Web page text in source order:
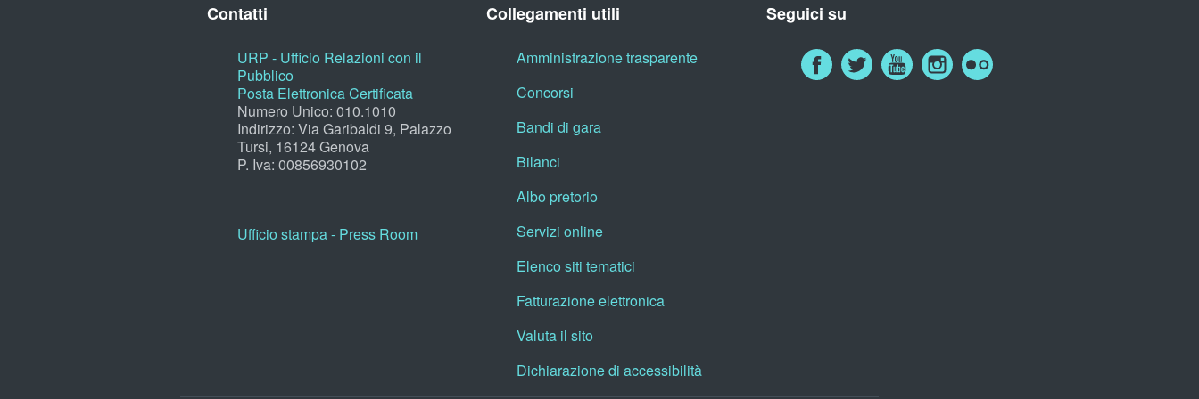
Contatti
URP - Ufficio Relazioni con il
Pubblico
Posta Elettronica Certificata
Numero Unico: 010.1010
Indirizzo: Via Garibaldi 9, Palazzo
Tursi, 16124 Genova
P. Iva: 00856930102
Ufficio stampa - Press Room
Collegamenti utili
Amministrazione trasparente
Concorsi
Bandi di gara
Bilanci
Albo pretorio
Servizi online
Elenco siti tematici
Fatturazione elettronica
Valuta il sito
Dichiarazione di accessibilità
Seguici su